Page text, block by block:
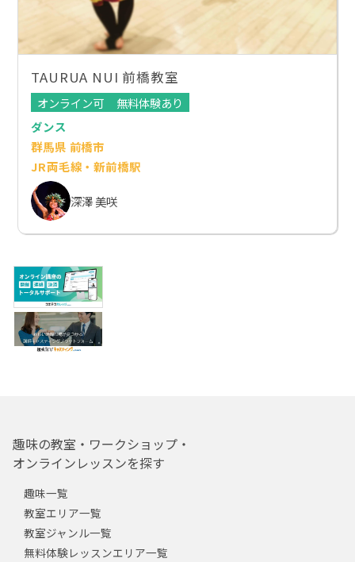
TAURUA NUI 前橋教室
オンライン可
無料体験あり
ダンス
群馬県 前橋市
JR両毛線・新前橋駅
深澤 美咲
趣味の教室・ワークショップ・
オンラインレッスンを探す
趣味一覧
教室エリア一覧
教室ジャンル一覧
無料体験レッスンエリア一覧